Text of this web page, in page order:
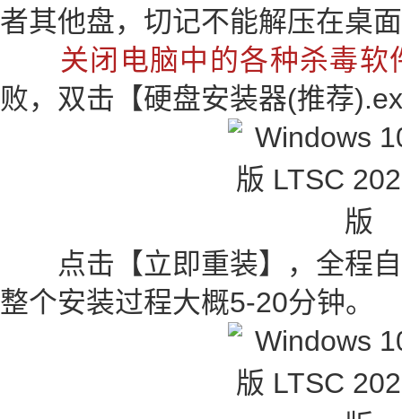
者其他盘，切记不能解压在桌
关闭电脑中的各种杀毒软
败，双击【硬盘安装器(推荐
点击【立即重装】，全程自
整个安装过程大概5-20分钟。